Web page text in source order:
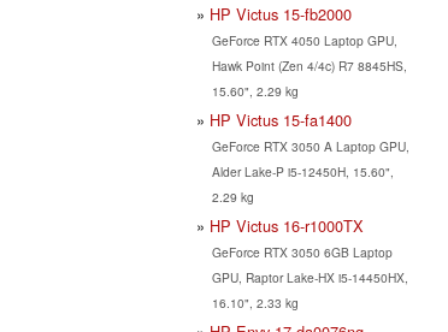
HP Victus 15-fb2000
GeForce RTX 4050 Laptop GPU,
Hawk Point (Zen 4/4c) R7 8845HS,
15.60", 2.29 kg
HP Victus 15-fa1400
GeForce RTX 3050 A Laptop GPU,
Alder Lake-P i5-12450H, 15.60",
2.29 kg
HP Victus 16-r1000TX
GeForce RTX 3050 6GB Laptop
GPU, Raptor Lake-HX i5-14450HX,
16.10", 2.33 kg